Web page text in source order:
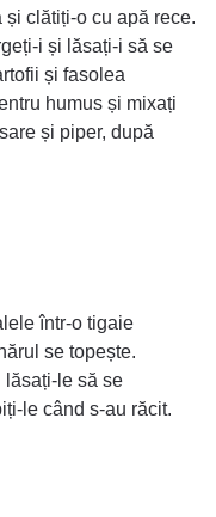
clătiți-o cu apă rece.
i și lăsați-i să se
și fasolea
humus și mixați
și piper, după
într-o tigaie
se topește.
lăsați-le să se
le când s-au răcit.